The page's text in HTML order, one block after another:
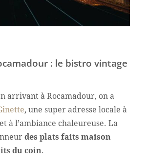
: le bistro vintage
arrivant à Rocamadour, on a
, une super adresse locale à
à l’ambiance chaleureuse. La
des plats faits maison
du coin.